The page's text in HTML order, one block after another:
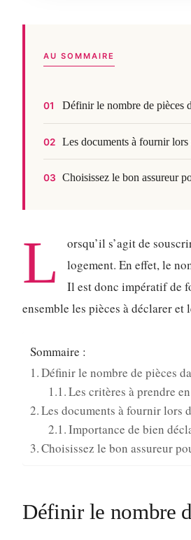
AU SOMMAIRE
01 Définir le nombre de pièces
02 Les documents à fournir lors
03 Choisissez le bon assureur
L orsqu’il s’agit de
logement. En effet, le
Il est donc impératif de
ensemble les pièces à déclarer et
Sommaire :
Définir le nombre de pièces
Les critères à prendre
Les documents à fournir lors
Importance de bien
Choisissez le bon assureur
Définir le nombre